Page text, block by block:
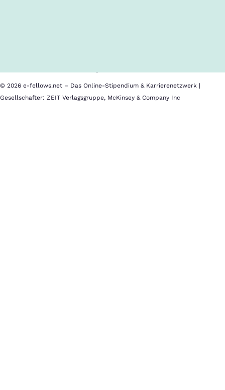
© 2026 e-fellows.net – Das Online-Stipendium & Karrierenetzwerk |
Gesellschafter: ZEIT Verlagsgruppe, McKinsey & Company Inc